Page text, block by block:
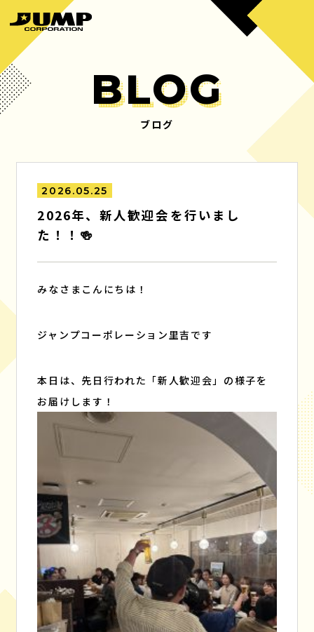
PRODUCTS
制作実績 会社概要
MANAGEMENT RECRUIT
ブログ お問い合わせ
BLOG
ブログ
2026.05.25
2026年、新人歓迎会を行いまし
た！！🍻
みなさまこんにちは！
ジャンプコーポレーション里吉です
本日は、先日行われた「新人歓迎会」の様子を
お届けします！